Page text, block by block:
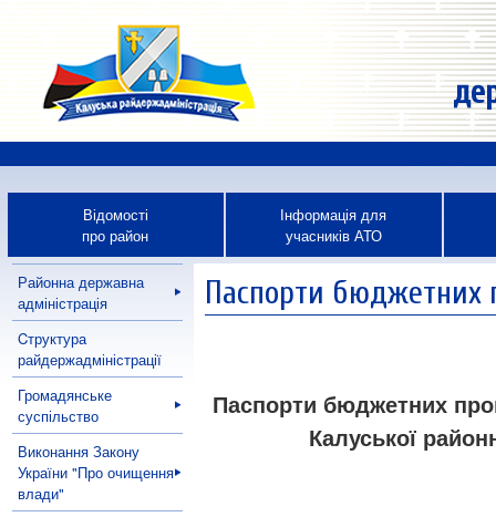
Відомості
про район
Інформація для
учасників АТО
Районна державна
адміністрація
Cтруктура
райдержадміністрації
Громадянське
суспільство
Виконання Закону
України "Про очищення
влади"
Паспорти бюджетних
Паспорти бюджетних
Калуської